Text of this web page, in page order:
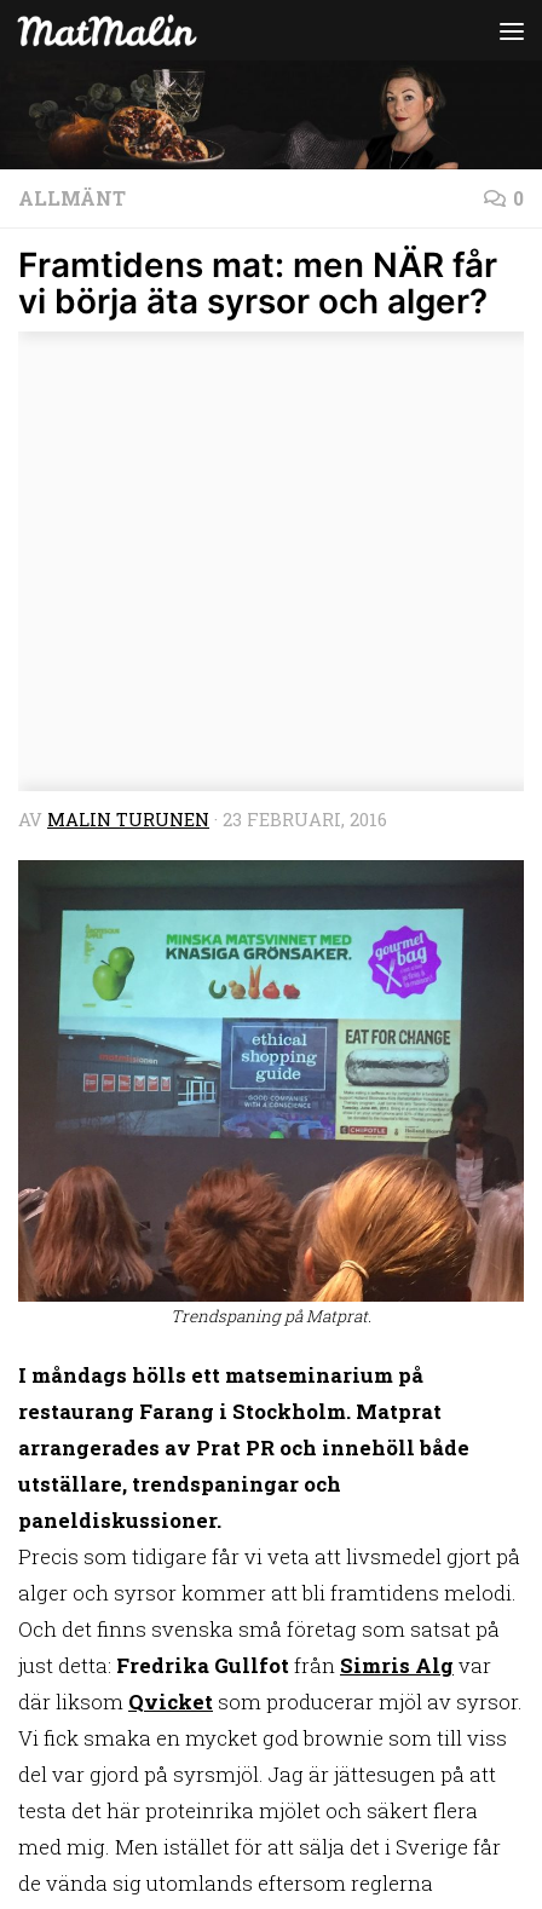
Hoppa till innehåll
ALLMÄNT 0
Framtidens mat: men NÄR får
vi börja äta syrsor och alger?
AV MALIN TURUNEN · 23 FEBRUARI, 2016
Trendspaning på Matprat.
I måndags hölls ett matseminarium på
restaurang Farang i Stockholm. Matprat
arrangerades av Prat PR och innehöll både
utställare, trendspaningar och
paneldiskussioner.
Precis som tidigare får vi veta att livsmedel gjort på
alger och syrsor kommer att bli framtidens melodi.
Och det finns svenska små företag som satsat på
just detta: Fredrika Gullfotfrån Simris Alg var
där liksom Qvicket som producerar mjöl av syrsor.
Vi fick smaka en mycket god brownie som till viss
del var gjord på syrsmjöl. Jag är jättesugen på att
testa det här proteinrika mjölet och säkert flera
med mig. Men istället för att sälja det i Sverige får
de vända sig utomlands eftersom reglerna